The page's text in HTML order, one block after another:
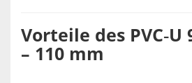
Vorteile des PVC‑U
– 110 mm